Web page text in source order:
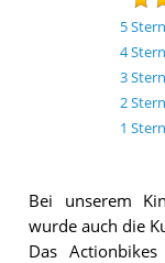
5
4
3
2
1 Stern
Bei unserem
wurde auch die
Das